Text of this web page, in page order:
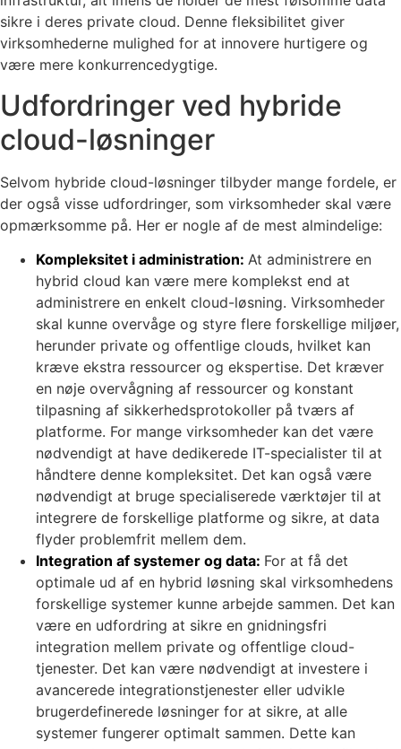
sikre i deres private cloud. Denne fleksibilitet giver
virksomhederne mulighed for at innovere hurtigere og
være mere konkurrencedygtige.
Udfordringer ved hybride
cloud-løsninger
Selvom hybride cloud-løsninger tilbyder mange fordele, er
der også visse udfordringer, som virksomheder skal være
opmærksomme på. Her er nogle af de mest almindelige:
Kompleksitet i administration: At administrere en
hybrid cloud kan være mere komplekst end at
administrere en enkelt cloud-løsning. Virksomheder
skal kunne overvåge og styre flere forskellige miljøer,
herunder private og offentlige clouds, hvilket kan
kræve ekstra ressourcer og ekspertise. Det kræver
en nøje overvågning af ressourcer og konstant
tilpasning af sikkerhedsprotokoller på tværs af
platforme. For mange virksomheder kan det være
nødvendigt at have dedikerede IT-specialister til at
håndtere denne kompleksitet. Det kan også være
nødvendigt at bruge specialiserede værktøjer til at
integrere de forskellige platforme og sikre, at data
flyder problemfrit mellem dem.
Integration af systemer og data: For at få det
optimale ud af en hybrid løsning skal virksomhedens
forskellige systemer kunne arbejde sammen. Det kan
være en udfordring at sikre en gnidningsfri
integration mellem private og offentlige cloud-
tjenester. Det kan være nødvendigt at investere i
avancerede integrationstjenester eller udvikle
brugerdefinerede løsninger for at sikre, at alle
systemer fungerer optimalt sammen. Dette kan